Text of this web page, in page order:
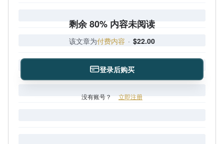
剩余 80% 内容未阅读
该文章为付费内容 · $22.00
登录后购买
没有账号？ 立即注册